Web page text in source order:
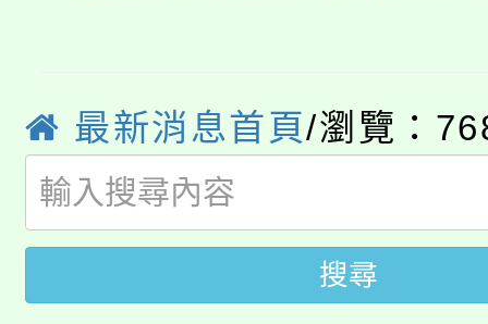
生本土語及新住民語歌
公告本校115學年度第
代理(課)教師甄選結果(
公告本校115學年度第
代理(課)教師甄選結果(
轉知中國文化大學推廣
《TA101》溝通分析基
轉知苗栗縣政府辦理
最新消息首頁/瀏覽：
搜尋